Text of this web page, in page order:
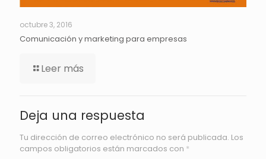
octubre 3, 2016
Comunicación y marketing para empresas
Leer más
Deja una respuesta
Tu dirección de correo electrónico no será publicada. Los
campos obligatorios están marcados con *